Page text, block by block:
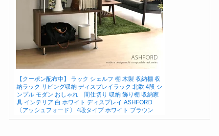
【クーポン配布中】 ラック シェルフ 棚 木製 収納棚 収
納ラック リビング収納 ディスプレイラック 北欧 4段 シ
ンプル モダン おしゃれ 間仕切り 収納 飾り棚 収納家
具 インテリア 白 ホワイト ディスプレイ ASHFORD
〔アッシュフォード〕 4段タイプ ホワイト ブラウン